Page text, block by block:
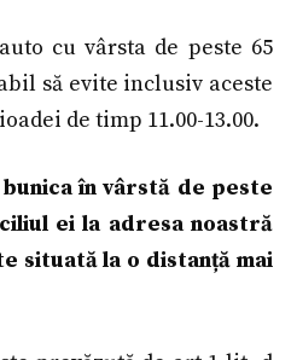
cu vârsta de peste 65
să evite inclusiv aceste
de timp 11.00-13.00.
în vârstă de peste
ei la adresa noastră
situată la o distanță mai